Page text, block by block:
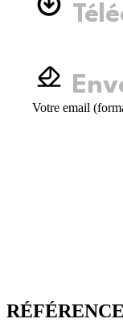
Votre email